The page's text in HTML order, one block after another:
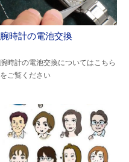
腕時計の電池交換
腕時計の電池交換についてはこちら
をご覧ください